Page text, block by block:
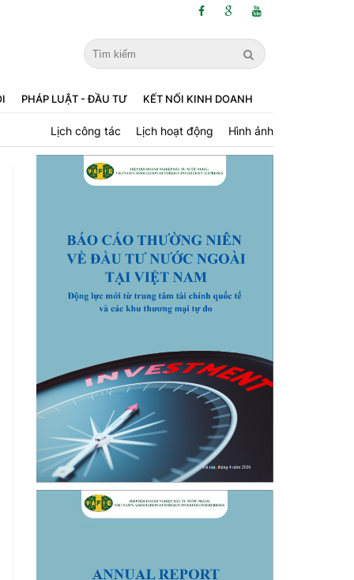
PHÁP LUẬT - ĐẦU TƯ KẾT NỐI KINH DOANH
Lịch công tác Lịch hoạt động Hình ảnh